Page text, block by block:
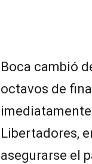
Boca cambió
octavos de
Libertadores,
asegurarse el